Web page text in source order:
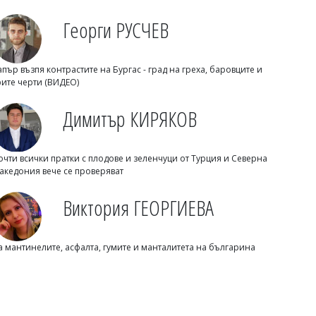
Михаил ДИМИТРОВ
Пускат движението по АМ "Тракия" в
блокадата след час
Георги РУСЧЕВ
възпя контрастите на Бургас - град на греха, баровците и
черти (ВИДЕО)
Димитър КИРЯКОВ
всички пратки с плодове и зеленчуци от Турция и Северна
вече се проверяват
Виктория ГЕОРГИЕВА
мантинелите, асфалта, гумите и манталитета на българина